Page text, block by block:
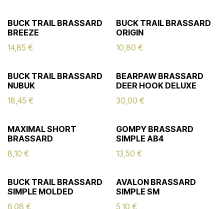
BUCK TRAIL BRASSARD
BREEZE
14,85 €
BUCK TRAIL BRASSARD
ORIGIN
10,80 €
BUCK TRAIL BRASSARD
NUBUK
18,45 €
BEARPAW BRASSARD
DEER HOOK DELUXE
30,00 €
MAXIMAL SHORT
BRASSARD
8,10 €
GOMPY BRASSARD
SIMPLE AB4
13,50 €
BUCK TRAIL BRASSARD
SIMPLE MOLDED
6,08 €
AVALON BRASSARD
SIMPLE SM
5,10 €